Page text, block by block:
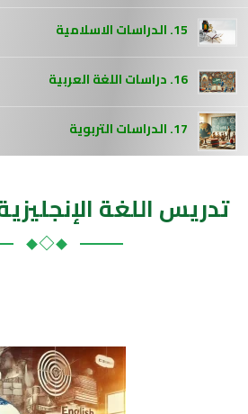
15. الدراسات الاسلامية
16. دراسات اللغة العربية
17. الدراسات التربوية
تدريس اللغة